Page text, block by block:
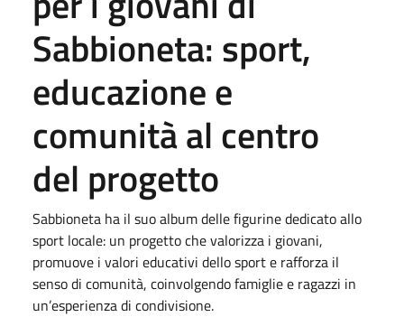
Sabbioneta: sport,
educazione e
comunità al centro
del progetto
Sabbioneta ha il suo album delle figurine dedicato allo
sport locale: un progetto che valorizza i giovani,
promuove i valori educativi dello sport e rafforza il
senso di comunità, coinvolgendo famiglie e ragazzi in
un’esperienza di condivisione.